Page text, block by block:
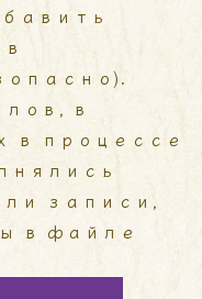
в
в процессе
записи,
в файле